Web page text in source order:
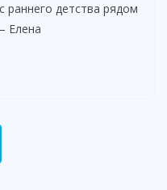
раннего детства рядом
Елена